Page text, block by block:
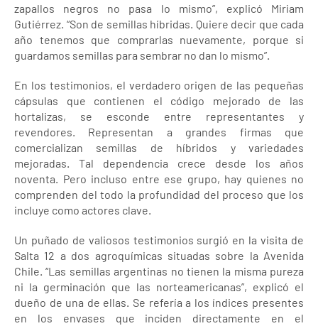
zapallos negros no pasa lo mismo”, explicó Miriam
Gutiérrez. “Son de semillas híbridas. Quiere decir que cada
año tenemos que comprarlas nuevamente, porque si
guardamos semillas para sembrar no dan lo mismo”.
En los testimonios, el verdadero origen de las pequeñas
cápsulas que contienen el código mejorado de las
hortalizas, se esconde entre representantes y
revendores. Representan a grandes firmas que
comercializan semillas de híbridos y variedades
mejoradas. Tal dependencia crece desde los años
noventa. Pero incluso entre ese grupo, hay quienes no
comprenden del todo la profundidad del proceso que los
incluye como actores clave.
Un puñado de valiosos testimonios surgió en la visita de
Salta 12 a dos agroquímicas situadas sobre la Avenida
Chile. “Las semillas argentinas no tienen la misma pureza
ni la germinación que las norteamericanas”, explicó el
dueño de una de ellas. Se refería a los índices presentes
en los envases que inciden directamente en el